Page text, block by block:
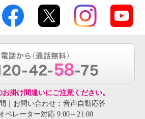
掛け間違いにご注意ください。
｜お問い合わせ：音声自動応答
ペレーター対応 9:00～21:00